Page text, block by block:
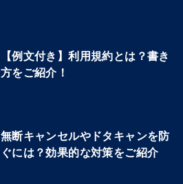
【例文付き】利用規約とは？書き
方をご紹介！
無断キャンセルやドタキャンを防
ぐには？効果的な対策をご紹介